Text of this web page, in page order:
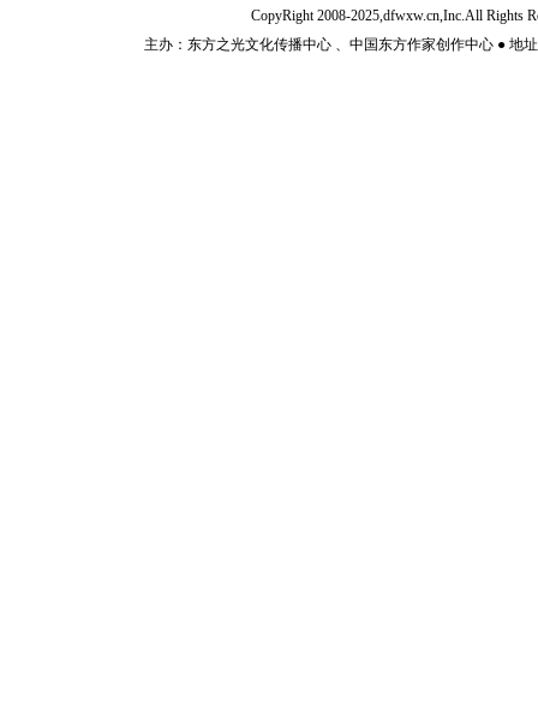
CopyRight 2008-2025,dfwxw.cn,Inc.All Rights
主办：东方之光文化传播中心 、中国东方作家创作中心 ● 地